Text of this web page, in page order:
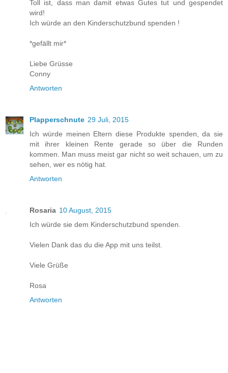
Toll ist, dass man damit etwas Gutes tut und gespendet
wird!
Ich würde an den Kinderschutzbund spenden !
*gefällt mir*
Liebe Grüsse
Conny
Antworten
Plapperschnute 29 Juli, 2015
Ich würde meinen Eltern diese Produkte spenden, da sie
mit ihrer kleinen Rente gerade so über die Runden
kommen. Man muss meist gar nicht so weit schauen, um zu
sehen, wer es nötig hat.
Antworten
Rosaria 10 August, 2015
Ich würde sie dem Kinderschutzbund spenden.
Vielen Dank das du die App mit uns teilst.
Viele Grüße
Rosa
Antworten